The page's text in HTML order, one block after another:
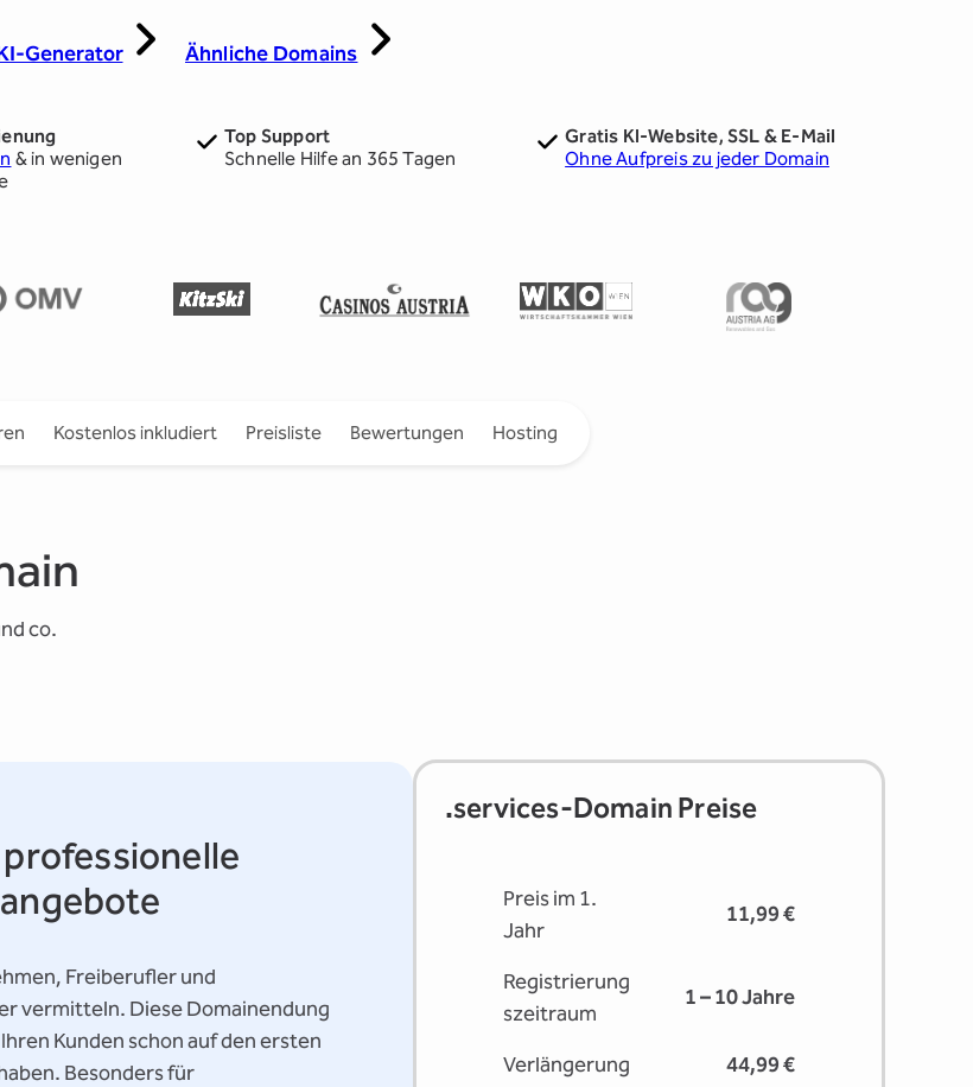
Generator Ähnliche Domains
& in wenigen
Top Support
Schnelle Hilfe an 365 Tagen
Gratis KI-Website, SSL & E-Mail
Ohne Aufpreis zu jeder Domain
Kostenlos inkludiert Preisliste Bewertungen Hosting
co.
Freiberufler und
vermitteln. Diese Domainendung
Kunden schon auf den ersten
Besonders für
.services-Domain Preise
Preis im 1.
Jahr
11,99 €
Registrierung
s­zeitraum
1 – 10 Jahre
Verlängerung 44,99 €